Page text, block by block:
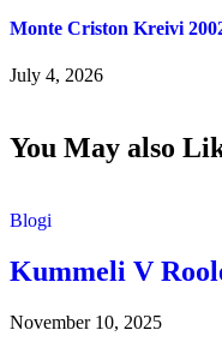
Monte Criston Kreivi
July 4, 2026
You May also
Blogi
Kummeli V
November 10, 2025